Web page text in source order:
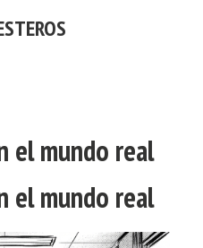
el mundo real
el mundo real